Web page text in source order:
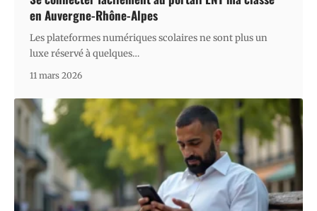
en Auvergne-Rhône-Alpes
Les plateformes numériques scolaires ne sont plus un
luxe réservé à quelques…
11 mars 2026